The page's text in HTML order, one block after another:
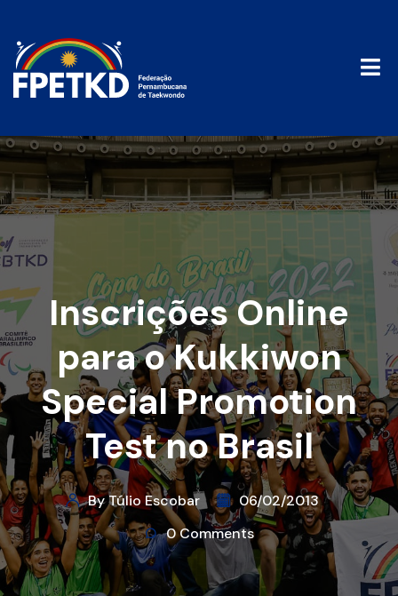
Inscrições Online
para o Kukkiwon
Special Promotion
Test no Brasil
By Túlio Escobar
06/02/2013
0 Comments